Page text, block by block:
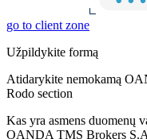
go to client zone
Užpildykite formą
Atidarykite nemokamą
Rodo section
Kas yra asmens duomenų
OANDA TMS Brokers